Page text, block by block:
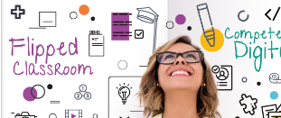
Formazione